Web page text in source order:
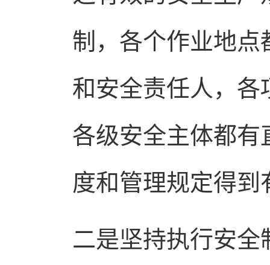
制，各个作业地
和安全责任人，
各级安全主体都
度和管理规定得到
二是坚持执行安